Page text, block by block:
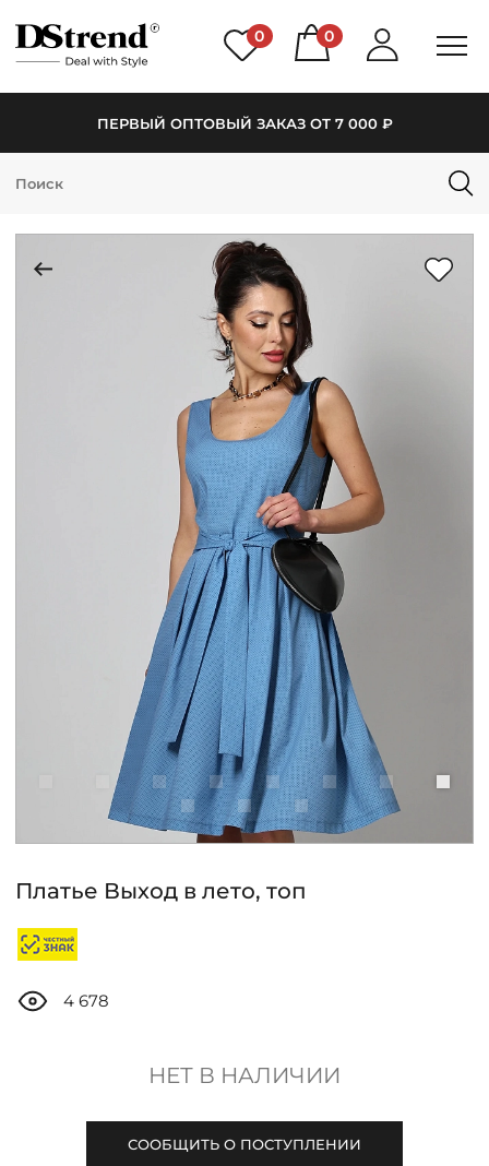
0 0
ПЕРВЫЙ ОПТОВЫЙ ЗАКАЗ ОТ 7 000 ₽
КАТАЛОГ
НОВИНКИ
СКИДКИ
ЧАСТО ЗАДАВАЕМЫЕ ВОПРОСЫ
ТАБЛИЦА РАЗМЕРОВ
Платье Выход в лето, топ
4 678
НЕТ В НАЛИЧИИ
СООБЩИТЬ О ПОСТУПЛЕНИИ